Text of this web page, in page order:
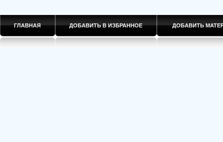
ГЛАВНАЯ ДОБАВИТЬ В ИЗБРАННОЕ ДОБАВИТЬ